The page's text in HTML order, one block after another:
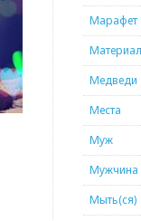
Марафет
Материал
Медведи
Места
Муж
Мужчина
Мыть(ся)